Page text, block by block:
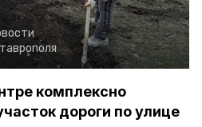
комплексно
дороги по улице